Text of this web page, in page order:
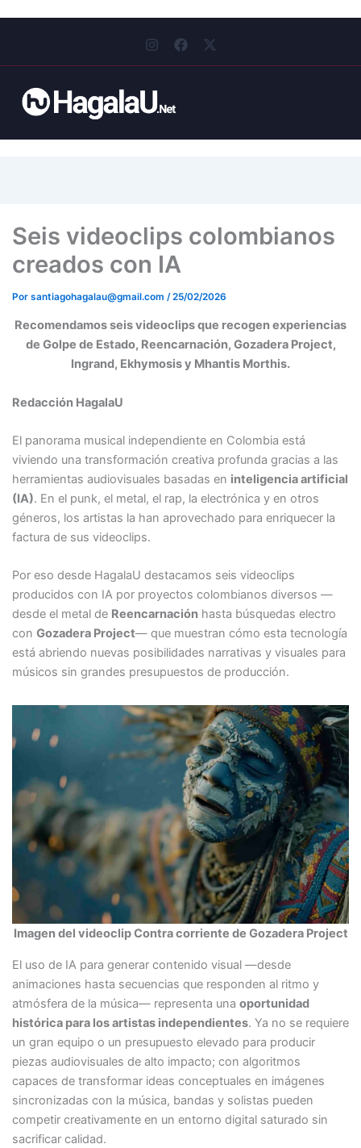
n
r
m
a
-
r
Seis videoclips colombianos
creados con IA
Por santiagohagalau@gmail.com /25/02/2026
Recomendamos seis videoclips que recogen experiencias
de Golpe de Estado, Reencarnación, Gozadera Project,
Ingrand, Ekhymosis y Mhantis Morthis.
Redacción HagalaU
El panorama musical independiente en Colombia está
viviendo una transformación creativa profunda gracias a las
herramientas audiovisuales basadas en inteligencia artificial
(IA). En el punk, el metal, el rap, la electrónica y en otros
géneros, los artistas la han aprovechado para enriquecer la
factura de sus videoclips.
Por eso desde HagalaU destacamos seis videoclips
producidos con IA por proyectos colombianos diversos —
desde el metal de Reencarnaciónhasta búsquedas electro
con Gozadera Project— que muestran cómo esta tecnología
está abriendo nuevas posibilidades narrativas y visuales para
músicos sin grandes presupuestos de producción.
Imagen del videoclip Contra corriente de Gozadera Project
El uso de IA para generar contenido visual —desde
animaciones hasta secuencias que responden al ritmo y
atmósfera de la música— representa una oportunidad
histórica para los artistas independientes. Ya no se requiere
un gran equipo o un presupuesto elevado para producir
piezas audiovisuales de alto impacto; con algoritmos
capaces de transformar ideas conceptuales en imágenes
sincronizadas con la música, bandas y solistas pueden
competir creativamente en un entorno digital saturado sin
sacrificar calidad.